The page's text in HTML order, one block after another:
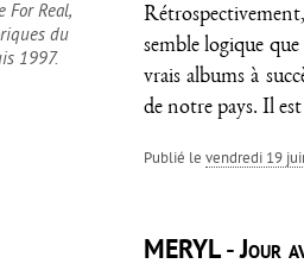
For Real,
du
1997.
semble logique
vrais albums à
de notre pays. Il
Publié le vendredi 19
MERYL - Jour